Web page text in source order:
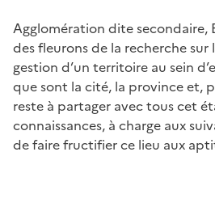
Agglomération dite secondaire,
des fleurons de la recherche sur
gestion d’un territoire au sein
que sont la cité, la province et,
reste à partager avec tous cet
connaissances, à charge aux
de faire fructifier ce lieu aux